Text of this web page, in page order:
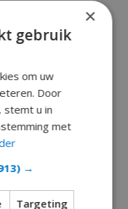
×
gebruik
om uw
Door
stemt u in
met
→
Targeting